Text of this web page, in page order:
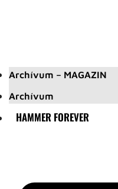
Archívum – MAGAZIN
Archívum
HAMMER FOREVER